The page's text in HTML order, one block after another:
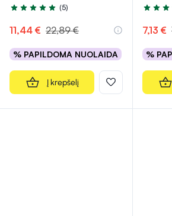
Įvertinimas 5.0 iš 5
(5)
11,44 € 22,89 €
% PAPILDOMA NUOLAIDA
Į krepšelį
7,13 €
%